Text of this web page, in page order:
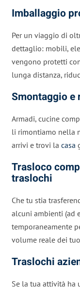
Imballaggio
Per un viaggio di
dettaglio: mobili,
vengono protetti
lunga distanza,
Smontaggio
Armadi, cucine
li rimontiamo nella
arrivi e trovi la casa
Trasloco
traslochi
Che tu stia
alcuni ambienti (ad
temporaneamente
volume reale dei
Traslochi
Se la tua attività ha